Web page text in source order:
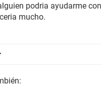
podria ayudarme
mucho.